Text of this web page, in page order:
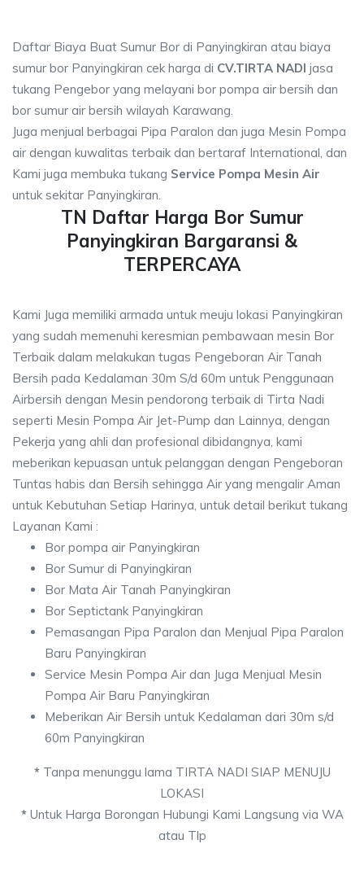
Daftar Biaya Buat Sumur Bor di Panyingkiran atau biaya
sumur bor Panyingkiran cek harga di CV.TIRTA NADI jasa
tukang Pengebor yang melayani bor pompa air bersih dan
bor sumur air bersih wilayah Karawang.
Juga menjual berbagai Pipa Paralon dan juga Mesin Pompa
air dengan kuwalitas terbaik dan bertaraf International, dan
Kami juga membuka tukang Service Pompa Mesin Air
untuk sekitar Panyingkiran.
TN Daftar Harga Bor Sumur
Panyingkiran Bargaransi &
TERPERCAYA
Kami Juga memiliki armada untuk meuju lokasi Panyingkiran
yang sudah memenuhi keresmian pembawaan mesin Bor
Terbaik dalam melakukan tugas Pengeboran Air Tanah
Bersih pada Kedalaman 30m S/d 60m untuk Penggunaan
Airbersih dengan Mesin pendorong terbaik di Tirta Nadi
seperti Mesin Pompa Air Jet-Pump dan Lainnya, dengan
Pekerja yang ahli dan profesional dibidangnya, kami
meberikan kepuasan untuk pelanggan dengan Pengeboran
Tuntas habis dan Bersih sehingga Air yang mengalir Aman
untuk Kebutuhan Setiap Harinya, untuk detail berikut tukang
Layanan Kami :
Bor pompa air Panyingkiran
Bor Sumur di Panyingkiran
Bor Mata Air Tanah Panyingkiran
Bor Septictank Panyingkiran
Pemasangan Pipa Paralon dan Menjual Pipa Paralon
Baru Panyingkiran
Service Mesin Pompa Air dan Juga Menjual Mesin
Pompa Air Baru Panyingkiran
Meberikan Air Bersih untuk Kedalaman dari 30m s/d
60m Panyingkiran
*Tanpa menunggu lama TIRTA NADI SIAP MENUJU
LOKASI
*Untuk Harga Borongan Hubungi Kami Langsung via WA
atau Tlp